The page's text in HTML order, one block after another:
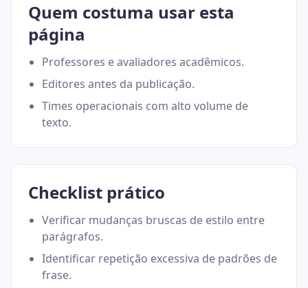
Quem costuma usar esta
página
Professores e avaliadores acadêmicos.
Editores antes da publicação.
Times operacionais com alto volume de
texto.
Checklist prático
Verificar mudanças bruscas de estilo entre
parágrafos.
Identificar repetição excessiva de padrões de
frase.